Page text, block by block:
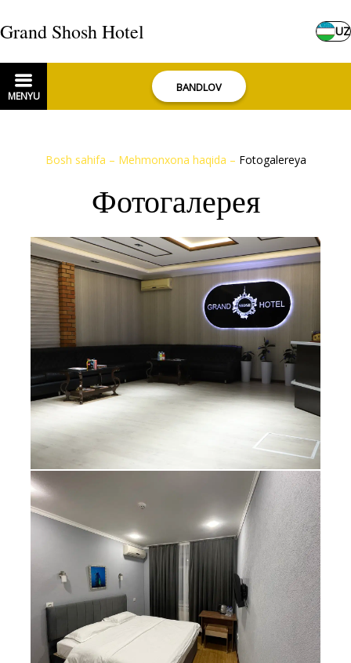
Grand Shosh Hotel UZ
MENYU
BANDLOV
Bosh sahifa – Mehmonxona haqida – Fotogalereya
Фотогалерея